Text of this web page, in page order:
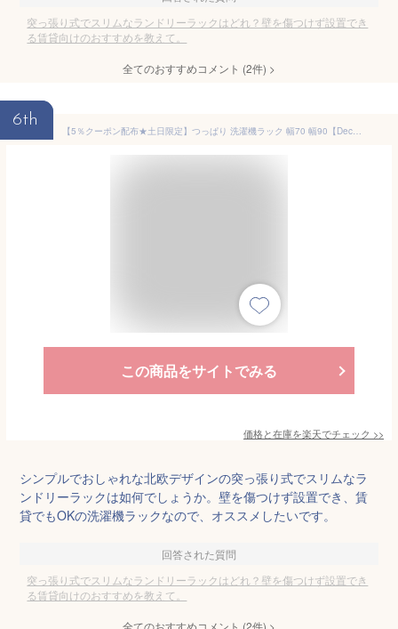
突っ張り式でスリムなランドリーラックはどれ？壁を傷つけず設置でき
る賃貸向けのおすすめを教えて。
全てのおすすめコメント (2件) >
6th
【5％クーポン配布★土日限定】つっぱり 洗濯機ラック 幅70 幅90【Deco】デコ（突っ張り 洗濯機ラック ランドリーラック 収納 おしゃれ 木目 北欧 洗濯機 ラック 洗濯機棚 調節 伸縮 台 段差対応 隙間 スリム 脱衣所 上 3段 70cm 90cm 組立 簡単）
この商品をサイトでみる
価格と在庫を楽天でチェック >>
シンプルでおしゃれな北欧デザインの突っ張り式でスリムなラ
ンドリーラックは如何でしょうか。壁を傷つけず設置でき、賃
貸でもOKの洗濯機ラックなので、オススメしたいです。
回答された質問
突っ張り式でスリムなランドリーラックはどれ？壁を傷つけず設置でき
る賃貸向けのおすすめを教えて。
全てのおすすめコメント (2件) >